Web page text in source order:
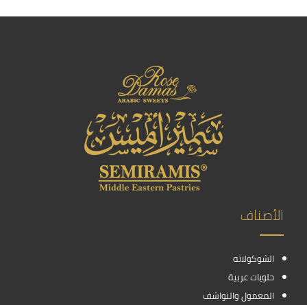
الأصناف
الشوكولاته
حلويات عربية
المعمول والنواشف